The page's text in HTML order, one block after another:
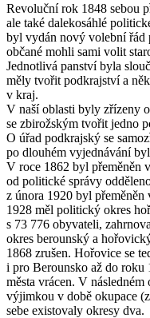
Revoluční rok 1848 sebou
ale také dalekosáhlé
byl vydán nový volební řád
občané mohli sami volit
Jednotlivá panství byla
měly tvořit podkrajství a
v kraj.
V naší oblasti byly zřízeny
se zbirožským tvořit jedno
O úřad podkrajský se
po dlouhém vyjednávání
V roce 1862 byl přeměněn
od politické správy
z února 1920 byl
1928 měl politický okres
s 73 776 obyvateli,
okres berounský a
1868 zrušen. Hořovice se
i pro Berounsko až do roku
města vrácen. V
výjimkou v době okupace
sebe existovaly okresy dva.